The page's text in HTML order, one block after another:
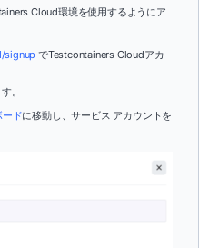
Cloud環境を使用するようにア
signup でTestcontainers Cloudアカ
。
ドに移動し、サービス アカウントを